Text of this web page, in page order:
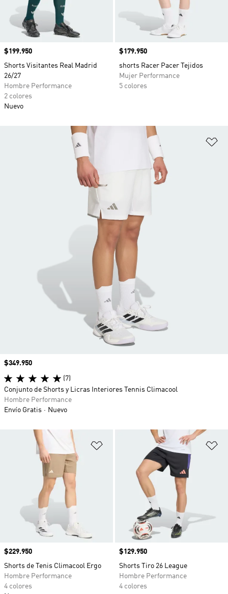
Precio
$199.950
Shorts Visitantes Real Madrid
26/27
Hombre Performance
2 colores
Nuevo
Precio
$179.950
shorts Racer Pacer Tejidos
Mujer Performance
5 colores
Añadir a la lista de deseos
Precio
$229.950
Shorts de Tenis Climacool Ergo
Hombre Performance
4 colores
Precio
$129.950
Shorts Tiro 26 League
Hombre Performance
4 colores
Precio
$349.950
(7)
Conjunto de Shorts y Licras Interiores Tennis Climacool
Hombre Performance
Envío Gratis
Nuevo